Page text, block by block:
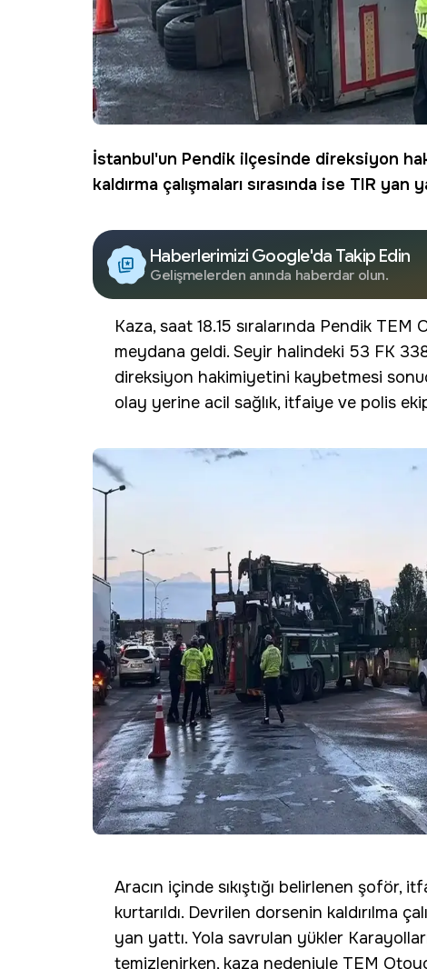
İstanbul'un Pendik ilçesinde direksiyon
kaldırma çalışmaları sırasında ise TIR yan
Haberlerimizi Google'da Takip Edin
Gelişmelerden anında haberdar olun.
Kaza, saat 18.15 sıralarında Pendik
meydana geldi. Seyir halindeki 53 FK
direksiyon hakimiyetini kaybetmesi
olay yerine acil sağlık, itfaiye ve polis
Aracın içinde sıkıştığı belirlenen
kurtarıldı. Devrilen dorsenin kaldırılma
yan yattı. Yola savrulan yükler
temizlenirken, kaza nedeniyle TEM